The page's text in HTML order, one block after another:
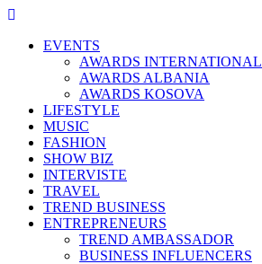
EVENTS
AWARDS INTERNATIONAL
AWARDS ALBANIA
AWARDS KOSOVA
LIFESTYLE
MUSIC
FASHION
SHOW BIZ
INTERVISTE
TRAVEL
TREND BUSINESS
ENTREPRENEURS
TREND AMBASSADOR
BUSINESS INFLUENCERS